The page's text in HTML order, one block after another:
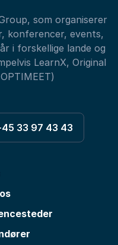
som organiserer
konferencer, events,
i forskellige lande og
LearnX, Original
33 97 43 43